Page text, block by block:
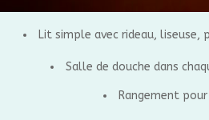
Lit simple avec rideau,
Salle de douche dans
Rangement